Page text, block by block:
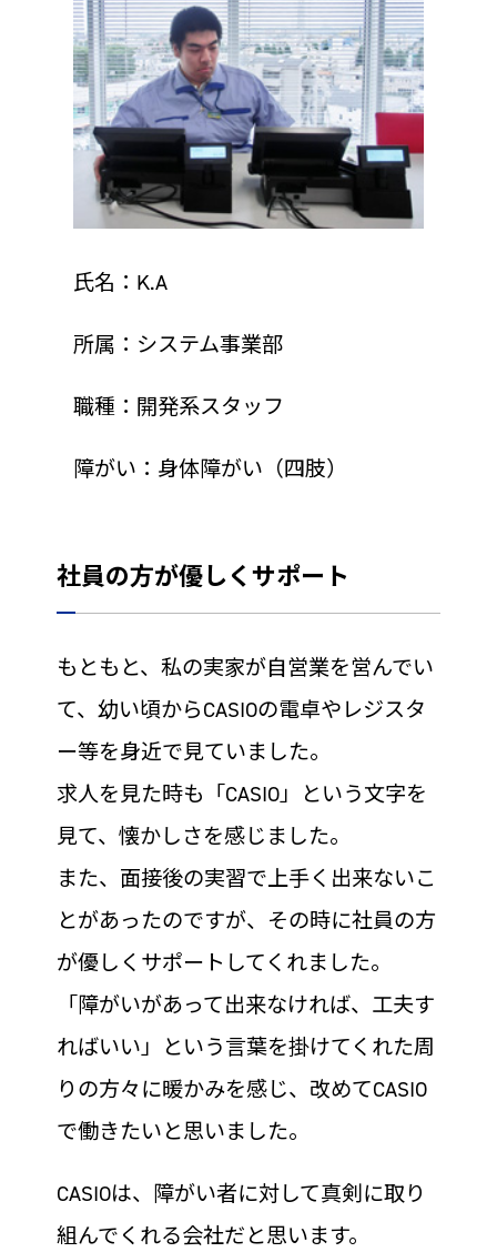
氏名：K.A
所属：システム事業部
職種：開発系スタッフ
障がい：身体障がい（四肢）
社員の方が優しくサポート
もともと、私の実家が自営業を営んでい
て、幼い頃からCASIOの電卓やレジスタ
ー等を身近で見ていました。
求人を見た時も「CASIO」という文字を
見て、懐かしさを感じました。
また、面接後の実習で上手く出来ないこ
とがあったのですが、その時に社員の方
が優しくサポートしてくれました。
「障がいがあって出来なければ、工夫す
ればいい」という言葉を掛けてくれた周
りの方々に暖かみを感じ、改めてCASIO
で働きたいと思いました。
CASIOは、障がい者に対して真剣に取り
組んでくれる会社だと思います。